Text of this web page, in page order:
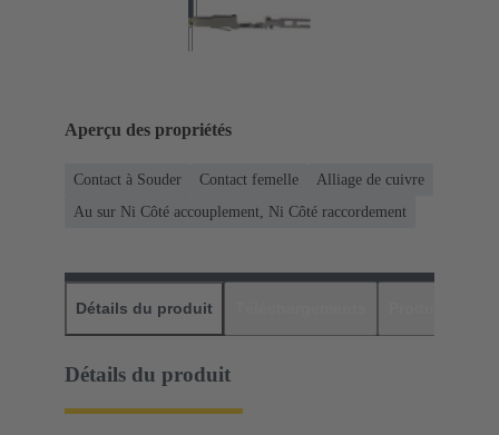
Aperçu des propriétés
Contact à Souder Contact femelle
Alliage de cuivre
Au sur Ni Côté accouplement, Ni Côté raccordement
Détails du produit
Détails du produit